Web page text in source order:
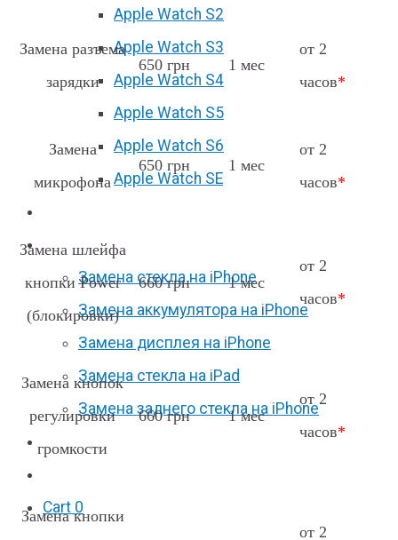
Apple Watch S2
Apple Watch S3
Apple Watch S4
Apple Watch S5
Apple Watch S6
Apple Watch SE
Акции
Замена стекла на iPhone
Замена аккумулятора на iPhone
Замена дисплея на iPhone
Замена стекла на iPad
Замена заднего стекла на iPhone
Cart 0
Замена разъема
зарядки
650 грн 1 мес
от 2
часов*
Замена
микрофона
650 грн 1 мес
от 2
часов*
Замена шлейфа
кнопки Power
(блокировки)
660 грн 1 мес
от 2
часов*
Замена кнопок
регулировки
громкости
660 грн 1 мес
от 2
часов*
Замена кнопки
от 2